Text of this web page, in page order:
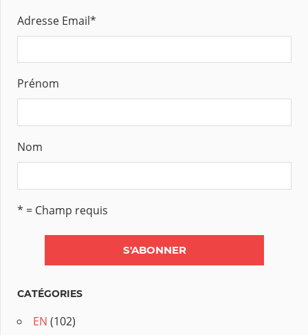
Adresse Email*
Prénom
Nom
* = Champ requis
CATÉGORIES
EN (102)